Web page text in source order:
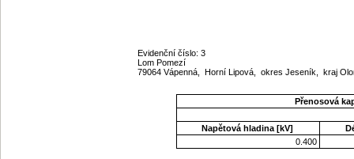
Evidenční číslo: 3
Lom Pomezí
79064 Vápenná, Horní Lipová, okres Jeseník, kraj
Přenosová
Napětová hladina [kV]
0.400